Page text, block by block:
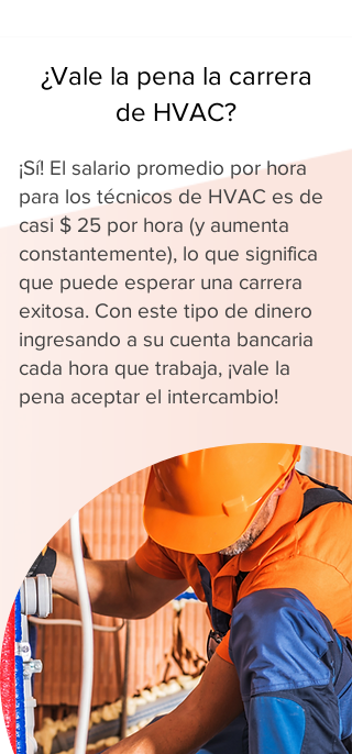
¿Vale la pena la carrera
de HVAC?
¡Sí! El salario promedio por hora
para los técnicos de HVAC es de
casi $ 25 por hora (y aumenta
constantemente), lo que significa
que puede esperar una carrera
exitosa. Con este tipo de dinero
ingresando a su cuenta bancaria
cada hora que trabaja, ¡vale la
pena aceptar el intercambio!